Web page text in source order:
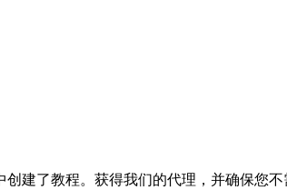
建了教程。获得我们的代理，并确保您不